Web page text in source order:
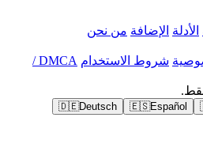
الأدلة الإضافة من نحن
شروط الاستخدام
DMCA /
🇪🇸Español
🇩🇪Deutsch